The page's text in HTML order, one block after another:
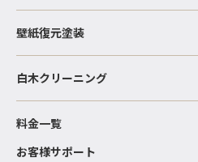
壁紙復元塗装
白木クリーニング
料金一覧
お客様サポート